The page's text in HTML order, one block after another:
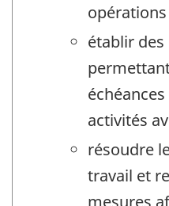
établir
activités
résoudre
travail et
mesures